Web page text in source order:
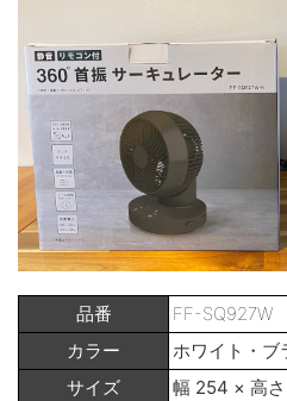
品番
FF-SQ927W
カラー
ホワイト・ブ
サイズ
幅 254 × 高